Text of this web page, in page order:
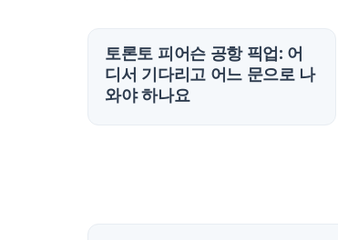
토론토 피어슨 공항 픽업: 어
디서 기다리고 어느 문으로 나
와야 하나요